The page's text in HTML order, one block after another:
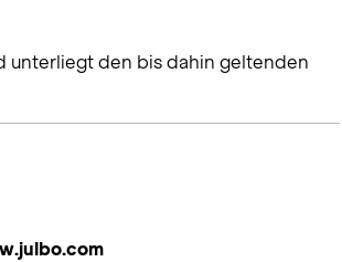
unterliegt den bis dahin geltenden